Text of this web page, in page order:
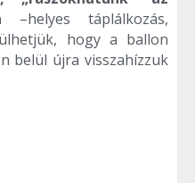
–helyes táplálkozás,
hogy a ballon
belül újra visszahízzuk